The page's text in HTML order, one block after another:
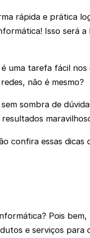
rápida e prática
Isso será
uma tarefa fácil
não é mesmo?
sombra de
confira essas
Pois
e serviços para